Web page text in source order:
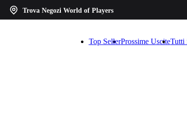
Trova Negozi World of Players
Top SellerProssime UsciteTutti